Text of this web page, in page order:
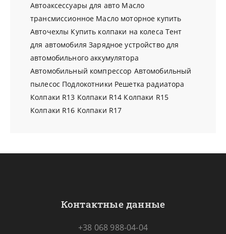
Автоаксессуары для авто Масло
трансмиссионное Масло моторное купить
Авточехлы Купить колпаки на колеса Тент
для автомобиля Зарядное устройство для
автомобильного аккумулятора
Автомобильный компрессор Автомобильный
пылесос Подлокотники Решетка радиатора
Колпаки R13 Колпаки R14 Колпаки R15
Колпаки R16 Колпаки R17
Контактные данные
+38 068 988-04-04